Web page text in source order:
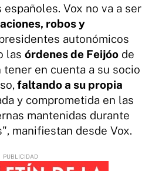
Vox no va a ser
robos y
autonómicos
las órdenes de Feijóo de
en cuenta a su socio
faltando a su propia
y comprometida en las
mantenidas durante
manifiestan desde Vox.